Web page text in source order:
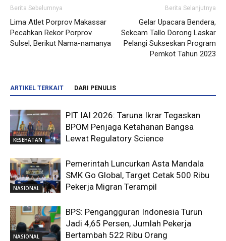
Berita Sebelumnya
Lima Atlet Porprov Makassar
Pecahkan Rekor Porprov
Sulsel, Berikut Nama-namanya
Berita Selanjutnya
Gelar Upacara Bendera,
Sekcam Tallo Dorong Laskar
Pelangi Sukseskan Program
Pemkot Tahun 2023
ARTIKEL TERKAIT DARI PENULIS
KESEHATAN
PIT IAI 2026: Taruna Ikrar Tegaskan
BPOM Penjaga Ketahanan Bangsa
Lewat Regulatory Science
NASIONAL
Pemerintah Luncurkan Asta Mandala
SMK Go Global, Target Cetak 500 Ribu
Pekerja Migran Terampil
NASIONAL
BPS: Pengangguran Indonesia Turun
Jadi 4,65 Persen, Jumlah Pekerja
Bertambah 522 Ribu Orang